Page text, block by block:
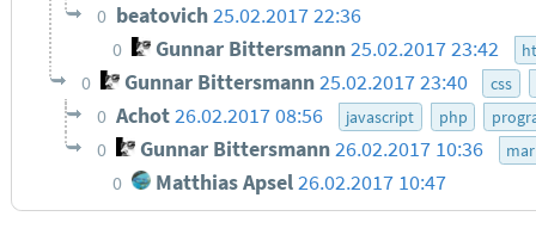
0 beatovich25.02.2017 22:36
0 Gunnar Bittersmann25.02.2017 23:42
0 Gunnar Bittersmann 25.02.2017 23:40 css
0 Achot26.02.2017 08:56 javascript php
0 Gunnar Bittersmann26.02.2017 10:36
0 Matthias Apsel26.02.2017 10:47